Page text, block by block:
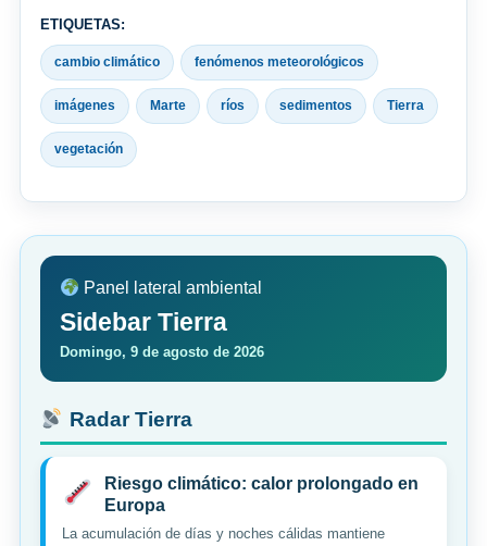
ETIQUETAS:
cambio climático fenómenos meteorológicos
imágenes Marte ríos sedimentos Tierra
vegetación
Panel lateral ambiental
Sidebar Tierra
Domingo, 9 de agosto de 2026
Radar Tierra
Riesgo climático: calor prolongado en
Europa
La acumulación de días y noches cálidas mantiene